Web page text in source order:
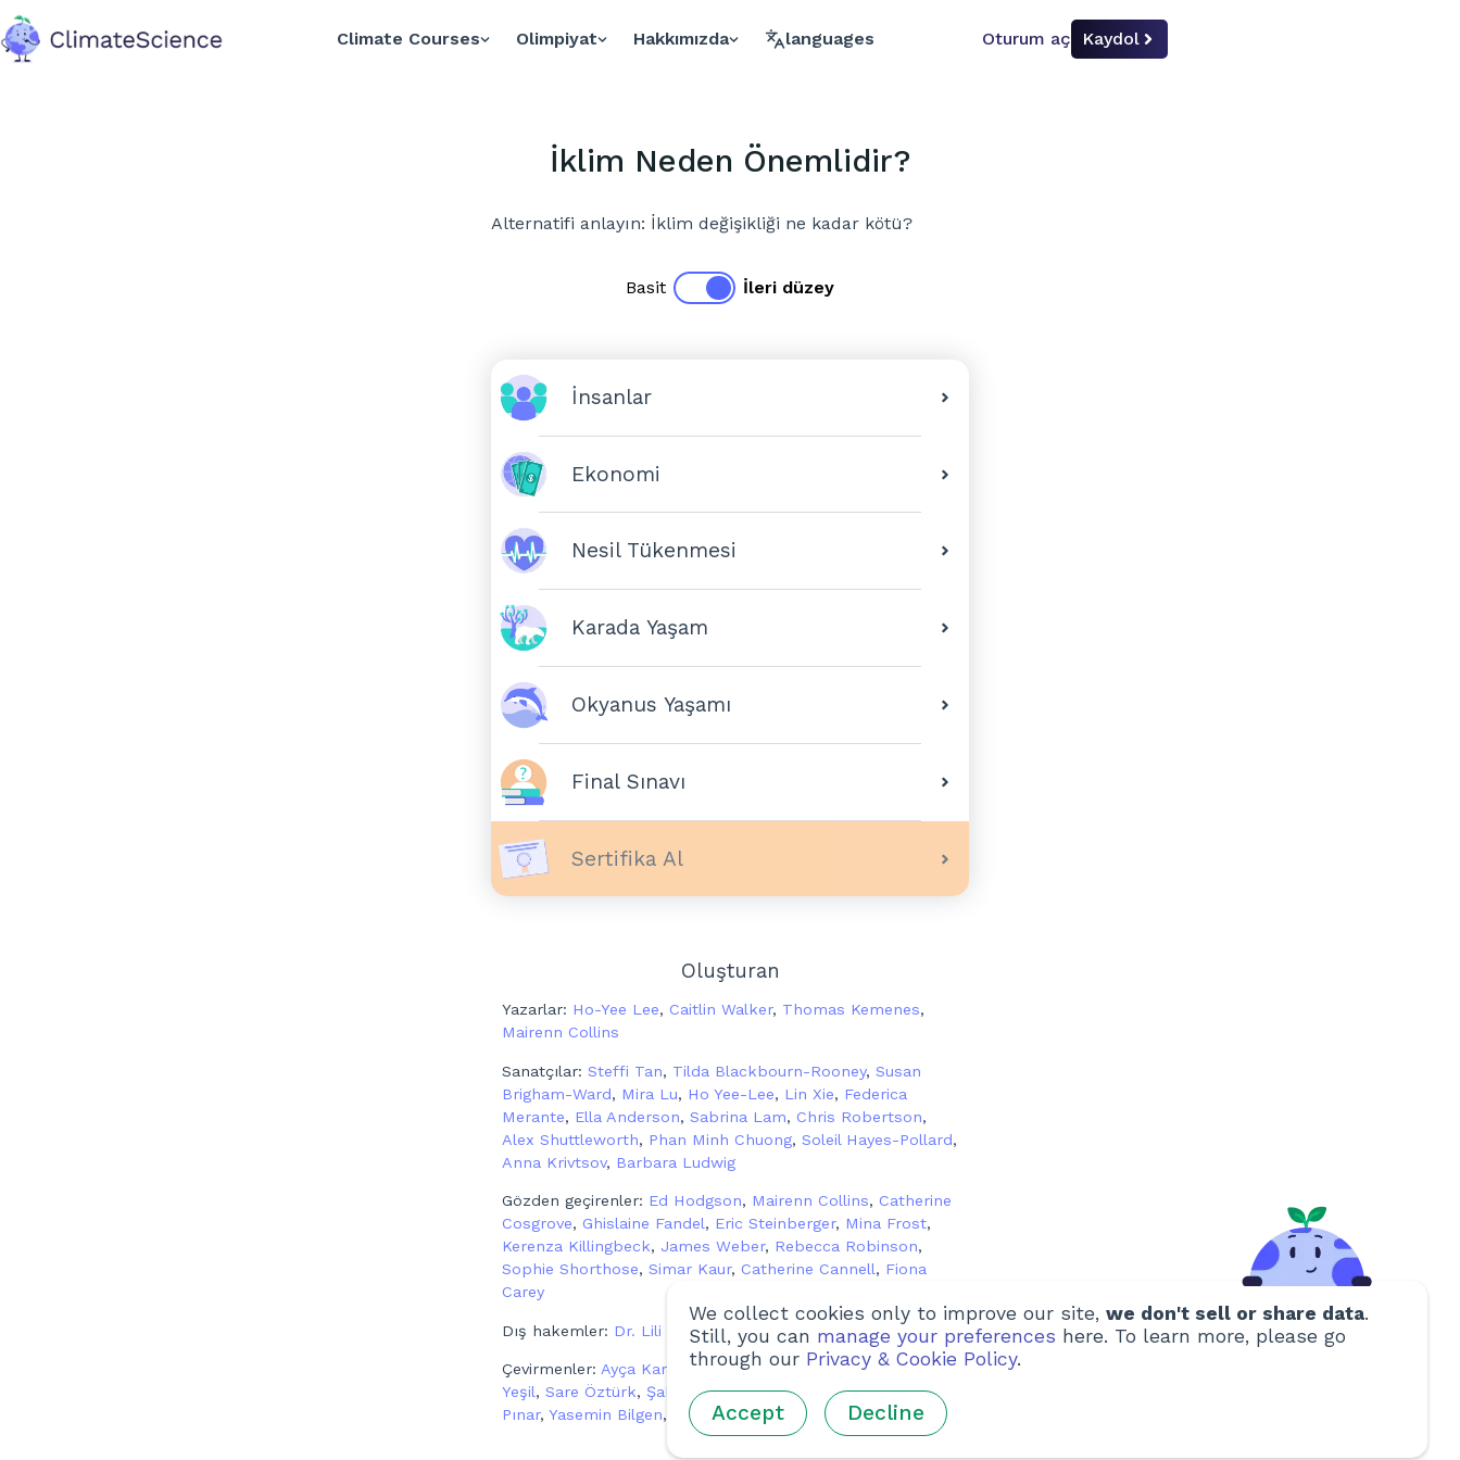
back to home Climate Courses Olimpiyat Hakkımızda languages Oturum aç Kaydol
İklim Neden Önemlidir?
Alternatifi anlayın: İklim değişikliği ne kadar kötü?
Basit İleri düzey
İnsanlar
Ekonomi
Nesil Tükenmesi
Karada Yaşam
Okyanus Yaşamı
Final Sınavı
Sertifika Al
Oluşturan
Yazarlar: Ho-Yee Lee, Caitlin Walker, Thomas Kemenes,
Mairenn Collins
Sanatçılar: Steffi Tan, Tilda Blackbourn-Rooney, Susan
Brigham-Ward, Mira Lu, Ho Yee-Lee, Lin Xie, Federica
Merante, Ella Anderson, Sabrina Lam, Chris Robertson,
Alex Shuttleworth, Phan Minh Chuong, Soleil Hayes-Pollard,
Anna Krivtsov, Barbara Ludwig
Gözden geçirenler: Ed Hodgson, Mairenn Collins, Catherine
Cosgrove, Ghislaine Fandel, Eric Steinberger, Mina Frost,
Kerenza Killingbeck, James Weber, Rebecca Robinson,
Sophie Shorthose, Simar Kaur, Catherine Cannell, Fiona
Carey
Dış hakemler: Dr. Lili Zhang
Çevirmenler: Ayça Karcı Derin Ateş ,Efsun Tekneci, Irmak
Yeşil, Sare Öztürk, Şahin Bayar,Tuana Kızıltan,Yağmur
Pınar, Yasemin Bilgen, Zeynep Sağlam
We collect cookies only to improve our site, we don't sell or share data.
Still, you can manage your preferences here. To learn more, please go
through our Privacy & Cookie Policy.
Accept Decline